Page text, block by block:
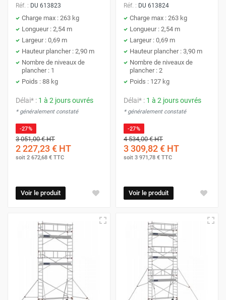
Réf. : DU 613823
Charge max : 263 kg
Longueur : 2,54 m
Largeur : 0,69 m
Hauteur plancher : 2,90 m
Nombre de niveaux de
plancher : 1
Poids : 88 kg
Délai* : 1 à 2 jours ouvrés
* généralement constaté
-27%
3 051,00 €HT
2 227,23 € HT
soit 2 672,68 € TTC
Voir le produit
Réf. : DU 613824
Charge max : 263 kg
Longueur : 2,54 m
Largeur : 0,69 m
Hauteur plancher : 3,90 m
Nombre de niveaux de
plancher : 2
Poids : 127 kg
Délai* : 1 à 2 jours ouvrés
* généralement constaté
-27%
4 534,00 €HT
3 309,82 € HT
soit 3 971,78 € TTC
Voir le produit